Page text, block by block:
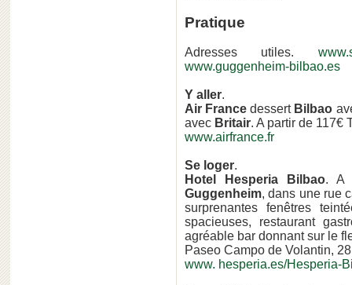
Pratique
Adresses utiles.
www.guggenheim-bilbao.es
Y aller.
Air France dessert Bilbao
avec Britair. A partir de 117€
www.airfrance.fr
Se loger.
Hotel Hesperia Bilbao. A
Guggenheim, dans une rue
surprenantes fenêtres
spacieuses, restaurant
agréable bar donnant sur le
Paseo Campo de Volantin,
www. hesperia.es/Hesperia-